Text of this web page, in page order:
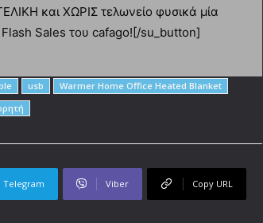
και ΧΩΡΙΣ τελωνείο φυσικά μία
Sales του cafago![/su_button]
usb
Warmer Home Office Heated Blanket
Telegram Viber Copy URL